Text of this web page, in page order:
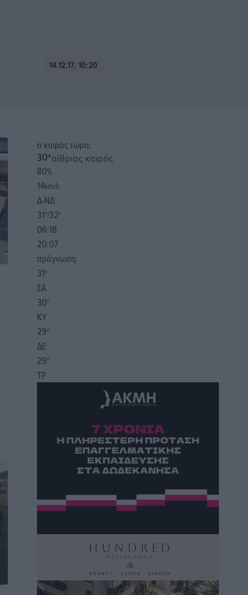
14.12.17, 10:20
o καιρός τώρα:
30°αίθριος καιρός
80%
14km/h
Δ-ΝΔ
31°/32°
06:18
20:07
πρόγνωση:
31°
ΣΑ
30°
ΚΥ
29°
ΔΕ
29°
ΤΡ